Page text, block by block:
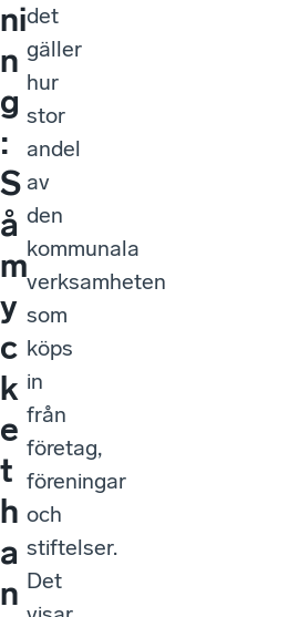
ni
n
g
:
S
å
m
y
c
k
e
t
h
a
n
det
gäller
hur
stor
andel
av
den
kommunala
verksamheten
som
köps
in
från
företag,
föreningar
och
stiftelser.
Det